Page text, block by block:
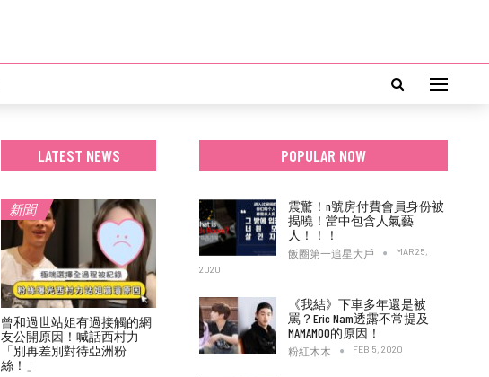
POPULAR NOW
震驚！n號房付費會員身份被
揭曉！當中包含人氣藝
人！！！
飯圈第一追星大戶
MAR 25,
2020
《我結》下車多年還是被
罵？Eric Nam透露不常提及
MAMAMOO的原因！
粉紅木木 FEB 5, 2020
LATEST NEWS
新聞
曾和過世站姐有過接觸的網
友公開原因！喊話西村力
「別再差別對待亞洲粉
絲！」